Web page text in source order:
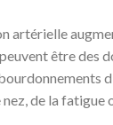
artérielle
être des
de la fatigue